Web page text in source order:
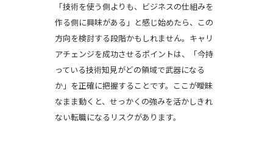
「技術を使う側よりも、ビジネスの仕組みを
作る側に興味がある」と感じ始めたら、この
方向を検討する段階かもしれません。キャリ
アチェンジを成功させるポイントは、「今持
っている技術知見がどの領域で武器になる
か」を正確に把握することです。ここが曖昧
なまま動くと、せっかくの強みを活かしきれ
ない転職になるリスクがあります。